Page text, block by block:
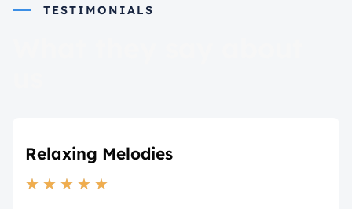
TESTIMONIALS
Relaxing Melodies
★ ★ ★ ★ ★